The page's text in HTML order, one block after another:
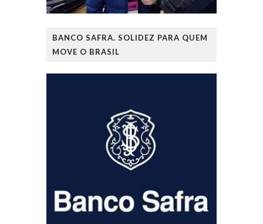
BANCO SAFRA. SOLIDEZ PARA QUEM
MOVE O BRASIL